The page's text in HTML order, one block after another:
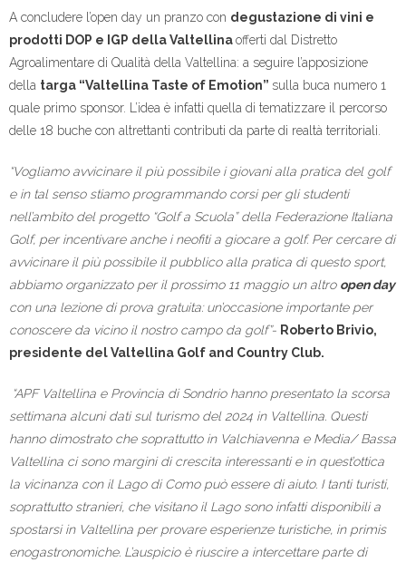
A concludere l’open day un pranzo con degustazione di vini e
prodotti DOP e IGP della Valtellinaofferti dal Distretto
Agroalimentare di Qualità della Valtellina: a seguire l’apposizione
della targa “Valtellina Taste of Emotion” sulla buca numero 1
quale primo sponsor. L’idea è infatti quella di tematizzare il percorso
delle 18 buche con altrettanti contributi da parte di realtà territoriali.
“Vogliamo avvicinare il più possibile i giovani alla pratica del golf
e in tal senso stiamo programmando corsi per gli studenti
nell’ambito del progetto “Golf a Scuola” della Federazione Italiana
Golf, per incentivare anche i neofiti a giocare a golf. Per cercare di
avvicinare il più possibile il pubblico alla pratica di questo sport,
abbiamo organizzato per il prossimo 11 maggio un altro open day
con una lezione di prova gratuita: un’occasione importante per
conoscere da vicino il nostro campo da golf”- Roberto Brivio,
presidente del Valtellina Golf and Country Club.
“APF Valtellina e Provincia di Sondrio hanno presentato la scorsa
settimana alcuni dati sul turismo del 2024 in Valtellina. Questi
hanno dimostrato che soprattutto in Valchiavenna e Media/ Bassa
Valtellina ci sono margini di crescita interessanti e in quest’ottica
la vicinanza con il Lago di Como può essere di aiuto. I tanti turisti,
soprattutto stranieri, che visitano il Lago sono infatti disponibili a
spostarsi in Valtellina per provare esperienze turistiche, in primis
enogastronomiche. L’auspicio è riuscire a intercettare parte di